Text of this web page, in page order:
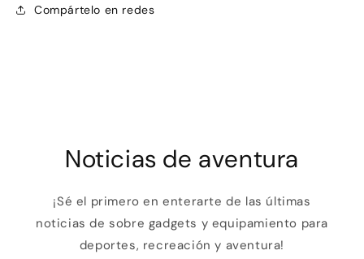
Compártelo en redes
Noticias de aventura
¡Sé el primero en enterarte de las últimas
noticias de sobre gadgets y equipamiento para
deportes, recreación y aventura!